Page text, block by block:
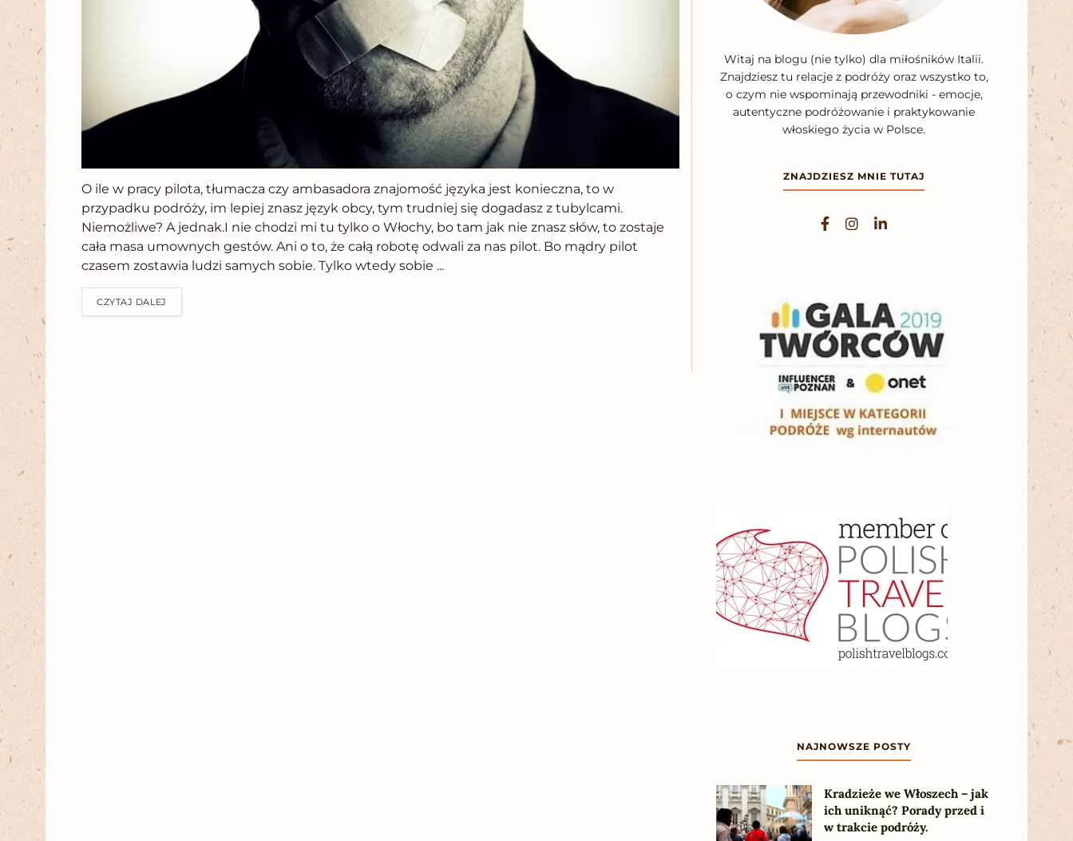
O ile w pracy pilota, tłumacza czy ambasadora znajomość języka jest konieczna, to w
przypadku podróży, im lepiej znasz język obcy, tym trudniej się dogadasz z tubylcami.
Niemożliwe? A jednak.I nie chodzi mi tu tylko o Włochy, bo tam jak nie znasz słów, to zostaje
cała masa umownych gestów. Ani o to, że całą robotę odwali za nas pilot. Bo mądry pilot
czasem zostawia ludzi samych sobie. Tylko wtedy sobie ...
CZYTAJ DALEJ
Witaj na blogu (nie tylko) dla miłośników Italii.
Znajdziesz tu relacje z podróży oraz wszystko to,
o czym nie wspominają przewodniki - emocje,
autentyczne podróżowanie i praktykowanie
włoskiego życia w Polsce.
ZNAJDZIESZ MNIE TUTAJ
NAJNOWSZE POSTY
Kradzieże we Włoszech – jak
ich uniknąć? Porady przed i
w trakcie podróży.